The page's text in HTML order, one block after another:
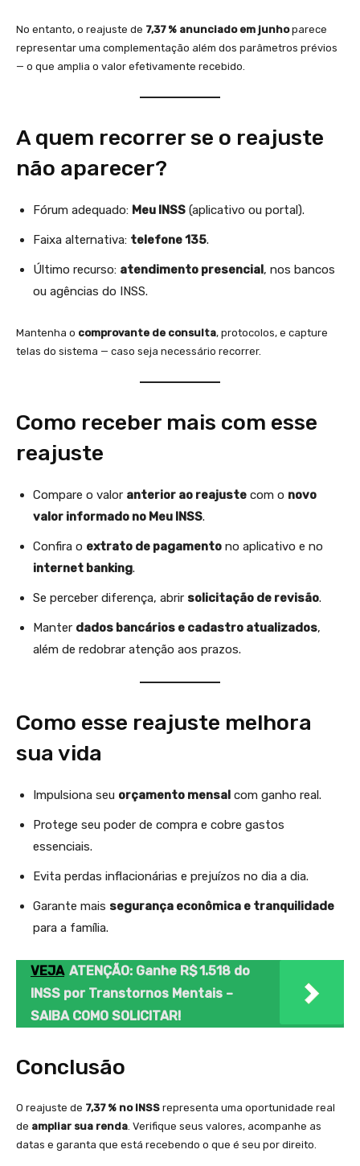
No entanto, o reajuste de 7,37 % anunciado em junhoparece
representar uma complementação além dos parâmetros prévios
— o que amplia o valor efetivamente recebido.
A quem recorrer se o reajuste
não aparecer?
Fórum adequado: Meu INSS (aplicativo ou portal).
Faixa alternativa: telefone 135.
Último recurso: atendimento presencial, nos bancos
ou agências do INSS.
Mantenha o comprovante de consulta, protocolos, e capture
telas do sistema — caso seja necessário recorrer.
Como receber mais com esse
reajuste
Compare o valor anterior ao reajuste com o novo
valor informado no Meu INSS.
Confira o extrato de pagamento no aplicativo e no
internet banking.
Se perceber diferença, abrir solicitação de revisão.
Manter dados bancários e cadastro atualizados,
além de redobrar atenção aos prazos.
Como esse reajuste melhora
sua vida
Impulsiona seu orçamento mensal com ganho real.
Protege seu poder de compra e cobre gastos
essenciais.
Evita perdas inflacionárias e prejuízos no dia a dia.
Garante mais segurança econômica e tranquilidade
para a família.
VEJA ATENÇÃO: Ganhe R$ 1.518 do
INSS por Transtornos Mentais –
SAIBA COMO SOLICITAR!
Conclusão
O reajuste de 7,37 % no INSS representa uma oportunidade real
de ampliar sua renda. Verifique seus valores, acompanhe as
datas e garanta que está recebendo o que é seu por direito.